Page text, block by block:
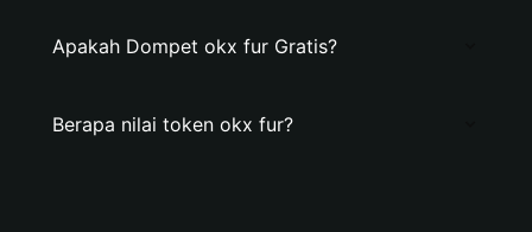
Apakah Dompet okx fur Gratis?
Berapa nilai token okx fur?